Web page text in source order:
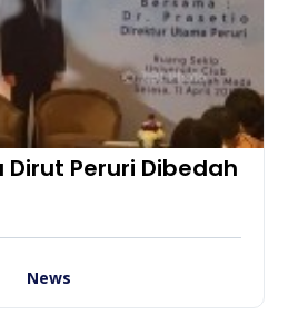
Dirut Peruri Dibedah
News